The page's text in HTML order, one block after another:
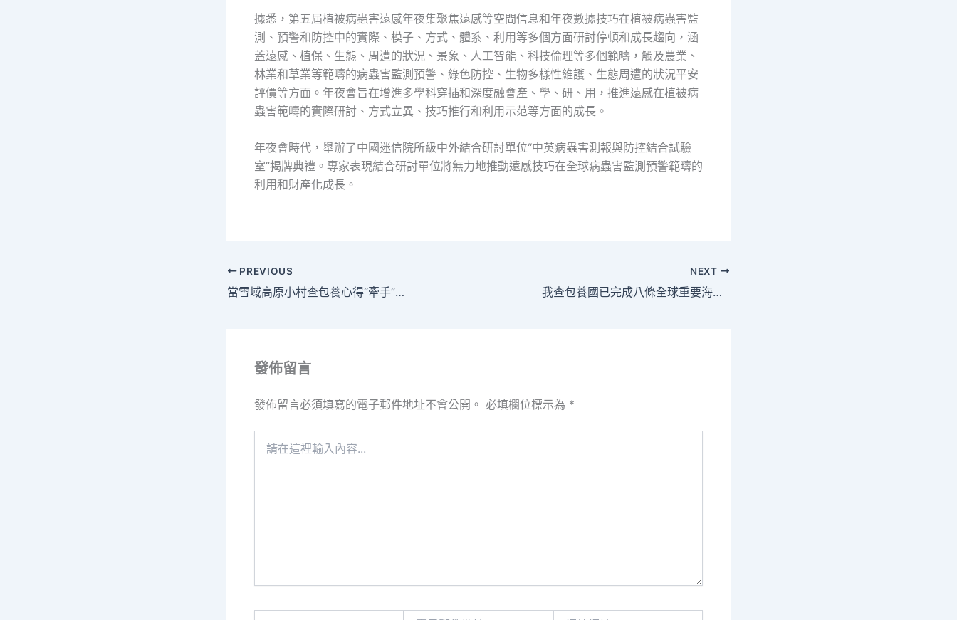
據悉，第五屆植被病蟲害遠感年夜集聚焦遠感等空間信息和年夜數據技巧在植被病蟲害監
測、預警和防控中的實際、模子、方式、體系、利用等多個方面研討停頓和成長趨向，涵
蓋遠感、植保、生態、周遭的狀況、景象、人工智能、科技倫理等多個範疇，觸及農業、
林業和草業等範疇的病蟲害監測預警、綠色防控、生物多樣性維護、生態周遭的狀況平安
評價等方面。年夜會旨在增進多學科穿插和深度融會產、學、研、用，推進遠感在植被病
蟲害範疇的實際研討、方式立異、技巧推行和利用示范等方面的成長。
年夜會時代，舉辦了中國迷信院所級中外結合研討單位“中英病蟲害測報與防控結合試驗
室”揭牌典禮。專家表現結合研討單位將無力地推動遠感技巧在全球病蟲害監測預警範疇的
利用和財產化成長。
PREVIOUS
當雪域高原小村查包養心得“牽手”年夜上海_中國網
NEXT
我查包養國已完成八條全球重要海溝深淵載人深潛科考_中國網
發佈留言
發佈留言必須填寫的電子郵件地址不會公開。 必填欄位標示為 *